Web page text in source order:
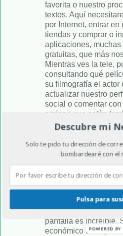
favorita o nuestro
textos. Aquí
por Internet, entrar en
tiendas y comprar o
aplicaciones, muchas
gratuitas, que más
Mientras ves la tele,
consultando qué
su filmografía el actor
actualizar nuestro
social o comentar
amigos que están
tablets vete a saber
peli. Por tanto, si te
muchas de estas
un iPad, pase lo que
marca entra en tu
adelante, es de lo
pantalla es increíble.
económico es
Descubre mi
Solo te pido tu dirección de
bombardearé con el
Pulsa para
POWERED BY